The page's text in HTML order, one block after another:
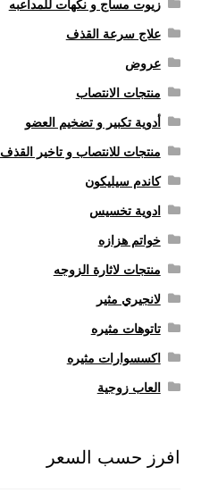
منتجات خاصة بالزوجة
منتجات للانتصاب و تاخير القذف
زيوت مساج و نكهات للمداعبه
علاج سرعة القذف
عروض
منتجات الانتصاب
أدوية تكبير و تضخيم العضو
منتجات للانتصاب و تاخير القذف
كاندم سيليكون
ادوية تخسيس
خواتم هزازه
منتجات لاثارة الزوجه
لانجيري مثير
تاتوهات مثيره
اكسسوارات مثيره
العاب زوجية
افرز حسب السعر